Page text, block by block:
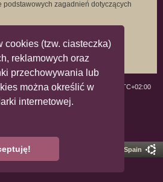
cookies (tzw. ciasteczka)
reklamowych oraz
przechowywania lub
można określić w
internetowej.
zagadnień dotyczących
Strefa czasowa UTC+02:00
® Forum Software © phpBB Limited
językowy dostarcza
phpBB Spain